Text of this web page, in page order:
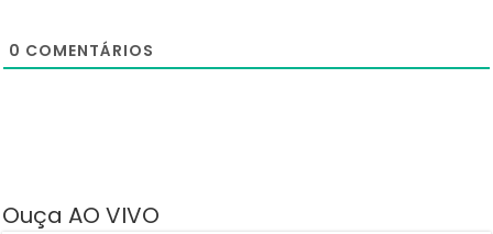
0 COMENTÁRIOS
Ouça AO VIVO